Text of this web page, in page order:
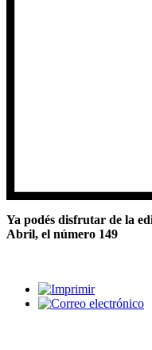
Ya podés disfrutar de la
Abril, el número 149